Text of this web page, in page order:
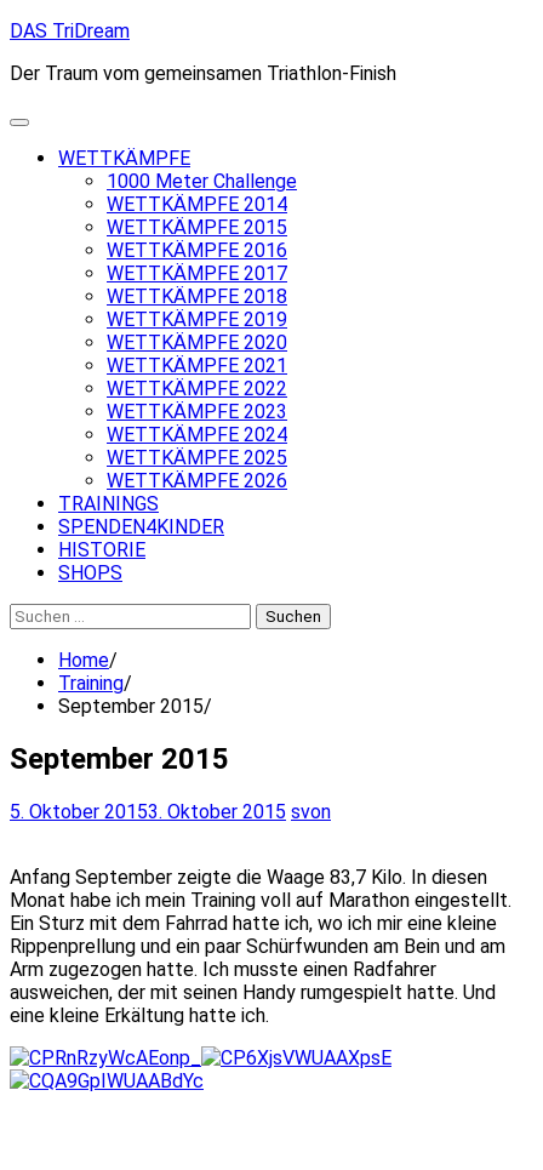
Skip
content
DAS TriDream
Der Traum vom gemeinsamen Triathlon-Finish
WETTKÄMPFE
1000 Meter Challenge
WETTKÄMPFE 2014
WETTKÄMPFE 2015
WETTKÄMPFE 2016
WETTKÄMPFE 2017
WETTKÄMPFE 2018
WETTKÄMPFE 2019
WETTKÄMPFE 2020
WETTKÄMPFE 2021
WETTKÄMPFE 2022
WETTKÄMPFE 2023
WETTKÄMPFE 2024
WETTKÄMPFE 2025
WETTKÄMPFE 2026
TRAININGS
SPENDEN4KINDER
HISTORIE
SHOPS
Suchen
nach:
Home
Training
September 2015
September 2015
5. Oktober 20153. Oktober 2015 svon
Anfang September zeigte die Waage 83,7 Kilo. In diesen
Monat habe ich mein Training voll auf Marathon eingestellt.
Ein Sturz mit dem Fahrrad hatte ich, wo ich mir eine kleine
Rippenprellung und ein paar Schürfwunden am Bein und am
Arm zugezogen hatte. Ich musste einen Radfahrer
ausweichen, der mit seinen Handy rumgespielt hatte. Und
eine kleine Erkältung hatte ich.